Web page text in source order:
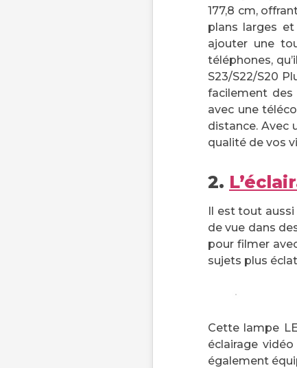
177,8 cm,
plans larges
ajouter une
téléphones,
S23/S22/S20
facilement des
avec une
distance. Avec
qualité de vos
2.
Il est tout
de vue dans
pour filmer
sujets plus
Cette lampe
éclairage
également